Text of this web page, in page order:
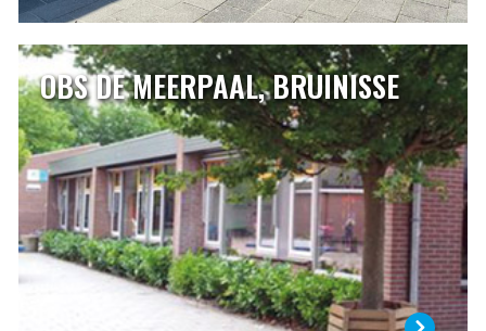
OBS DE MEERPAAL, BRUINISSE
OBS DE MEERPAAL, BRUINISSE
Openbare basisschool de Meerpaal is samen met twee
andere (bijzondere) scholen gevestigd in Bruinisse.
Afgelopen jaren hebben verschillende verbouwingen
plaatsgevonden, waardoor we meer ruimte tot onze
beschikking hebben gekregen. Verder is dit schooljaar ons
schoolplein vernieuwd en veranderd.
LEES MEER